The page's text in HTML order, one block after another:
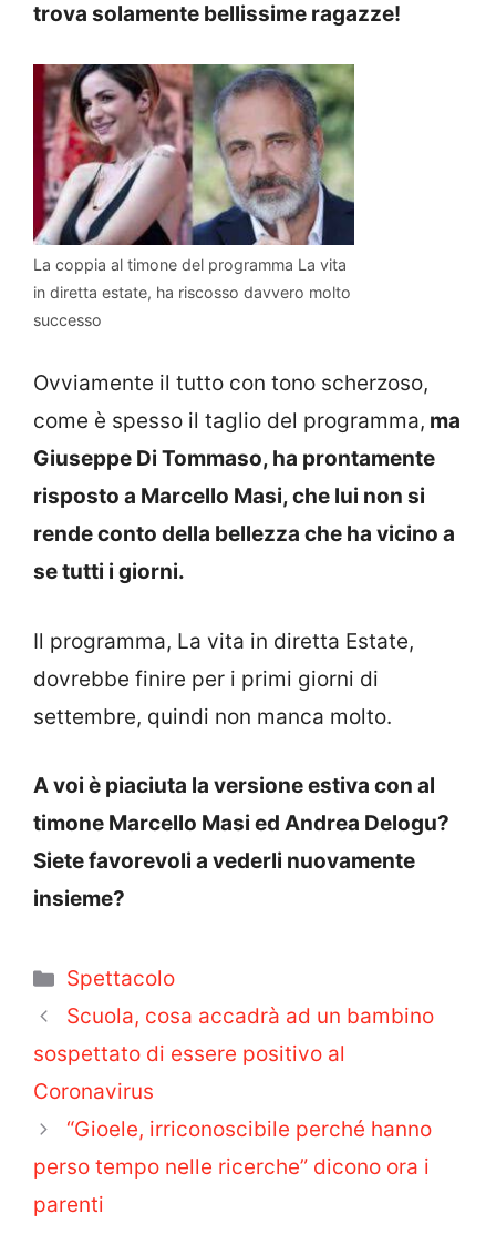
trova solamente bellissime ragazze!
La coppia al timone del programma La vita
in diretta estate, ha riscosso davvero molto
successo
Ovviamente il tutto con tono scherzoso,
come è spesso il taglio del programma, ma
Giuseppe Di Tommaso, ha prontamente
risposto a Marcello Masi, che lui non si
rende conto della bellezza che ha vicino a
se tutti i giorni.
Il programma, La vita in diretta Estate,
dovrebbe finire per i primi giorni di
settembre, quindi non manca molto.
A voi è piaciuta la versione estiva con al
timone Marcello Masi ed Andrea Delogu?
Siete favorevoli a vederli nuovamente
insieme?
Categorie
Spettacolo
Scuola, cosa accadrà ad un bambino
sospettato di essere positivo al
Coronavirus
“Gioele, irriconoscibile perché hanno
perso tempo nelle ricerche” dicono ora i
parenti